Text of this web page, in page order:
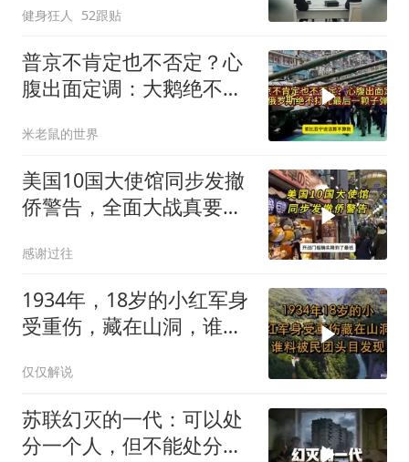
健身狂人 52跟贴
普京不肯定也不否定？心
腹出面定调：大鹅绝不打
米老鼠的世界
美国10国大使馆同步发撤
侨警告，全面大战真要来
感谢过往
1934年，18岁的小红军身
受重伤，藏在山洞，谁料
仅仅解说
苏联幻灭的一代：可以处
分一个人，但不能处分一